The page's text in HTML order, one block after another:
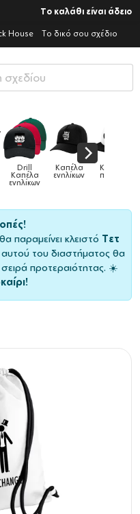
Το καλάθι είναι άδειο
House Το δικό σου σχέδιο
Κούπες Κούπες
ειδικές
παραμείνει κλειστό Τετ
αυτού του διαστήματος θα
σειρά προτεραιότητας. ☀️